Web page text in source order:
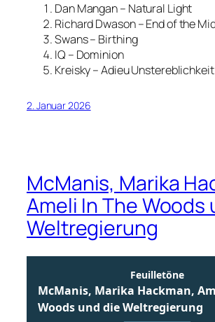
Dan Mangan – Natural Light
Richard Dwason – End of the
Swans – Birthing
IQ – Dominion
Kreisky – Adieu Unstereblichkeit
2. Januar 2026
McManis, Marika
Ameli In The Woods
Weltregierung